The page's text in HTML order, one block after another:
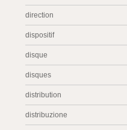
direction
dispositif
disque
disques
distribution
distribuzione